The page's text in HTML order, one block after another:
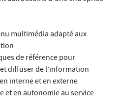
multimédia adapté aux
de référence pour
diffuser de l’information
interne et en externe
et en autonomie au service